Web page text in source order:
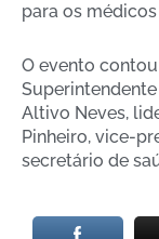
para os
O evento
Altivo Neves,
Pinheiro, vice-
secretário de